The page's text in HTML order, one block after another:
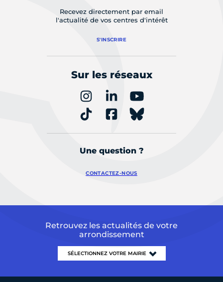
Recevez directement par email
l'actualité de vos centres d'intérêt
S'INSCRIRE
Sur les réseaux
Une question ?
CONTACTEZ-NOUS
Retrouvez les actualités de votre
arrondissement